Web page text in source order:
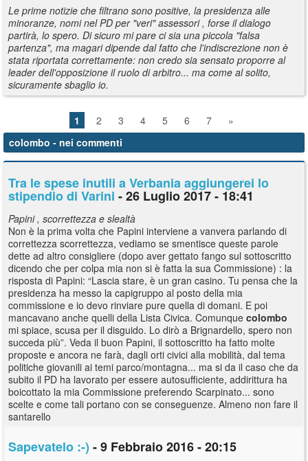
Le prime notizie che filtrano sono positive, la presidenza alle
minoranze, nomi nel PD per "veri" assessori , forse il dialogo
partirà, lo spero. Di sicuro mi pare ci sia una piccola "falsa
partenza", ma magari dipende dal fatto che l'indiscrezione non è
stata riportata correttamente: non credo sia sensato proporre al
leader dell'opposizione il ruolo di arbitro... ma come al solito,
sicuramente sbaglio io.
1 2 3 4 5 6 7
»
colombo - nei commenti
Tra le spese inutili a Verbania aggiungerei lo
stipendio di Varini - 26 Luglio 2017 - 18:41
Papini , scorrettezza e slealtà
Non è la prima volta che Papini interviene a vanvera parlando di
correttezza scorrettezza, vediamo se smentisce queste parole
dette ad altro consigliere (dopo aver gettato fango sul sottoscritto
dicendo che per colpa mia non si è fatta la sua Commissione) : la
risposta di Papini: “Lascia stare, è un gran casino. Tu pensa che la
presidenza ha messo la capigruppo al posto della mia
commissione e io devo rinviare pure quella di domani. E poi
mancavano anche quelli della Lista Civica. Comunque colombo
mi spiace, scusa per il disguido. Lo dirò a Brignardello, spero non
succeda più”. Veda il buon Papini, il sottoscritto ha fatto molte
proposte e ancora ne farà, dagli orti civici alla mobilità, dal tema
politiche giovanili ai temi parco/montagna... ma si da il caso che da
subito il PD ha lavorato per essere autosufficiente, addirittura ha
boicottato la mia Commissione preferendo Scarpinato... sono
scelte e come tali portano con se conseguenze. Almeno non fare il
santarello
Sapevatelo :-) - 9 Febbraio 2016 - 20:15